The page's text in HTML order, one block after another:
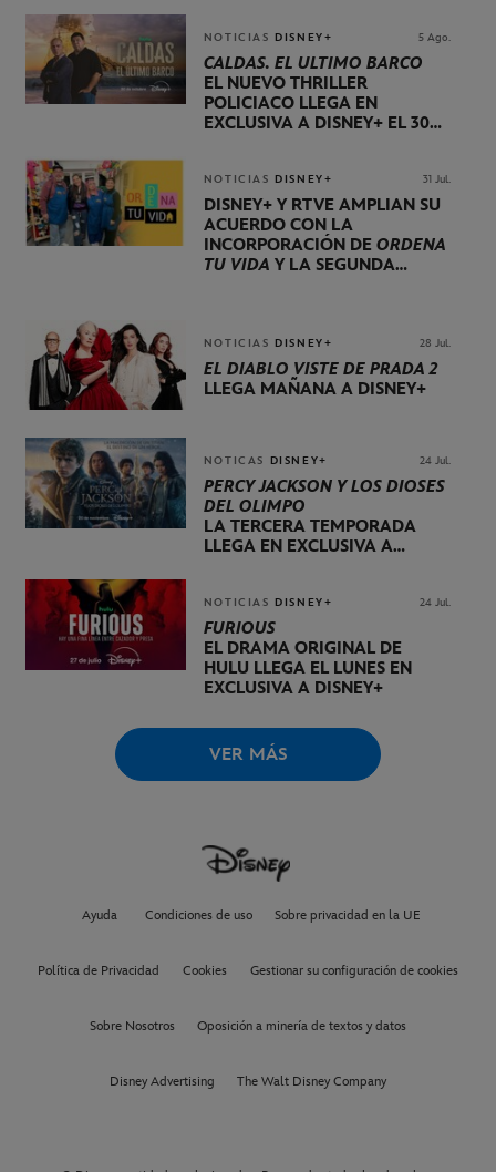
NOTICIAS DISNEY+ 5 Ago.
CALDAS. EL ÚLTIMO BARCO
EL NUEVO THRILLER
POLICIACO LLEGA EN
EXCLUSIVA A DISNEY+ EL 30
NOTICIAS DISNEY+ 31 Jul.
DISNEY+ Y RTVE AMPLÍAN SU
ACUERDO CON LA
INCORPORACIÓN DE ORDENA
TU VIDA Y LA SEGUNDA
NOTICIAS DISNEY+ 28 Jul.
EL DIABLO VISTE DE PRADA 2
LLEGA MAÑANA A DISNEY+
NOTICAS DISNEY+ 24 Jul.
PERCY JACKSON Y LOS DIOSES
DEL OLIMPO
LA TERCERA TEMPORADA
LLEGA EN EXCLUSIVA A
NOTICIAS DISNEY+ 24 Jul.
FURIOUS
EL DRAMA ORIGINAL DE
HULU LLEGA EL LUNES EN
EXCLUSIVA A DISNEY+
VER MÁS
Ayuda Condiciones de uso Sobre privacidad en la UE
Política de Privacidad Cookies Gestionar su configuración de cookies
Sobre Nosotros Oposición a minería de textos y datos
Disney Advertising The Walt Disney Company